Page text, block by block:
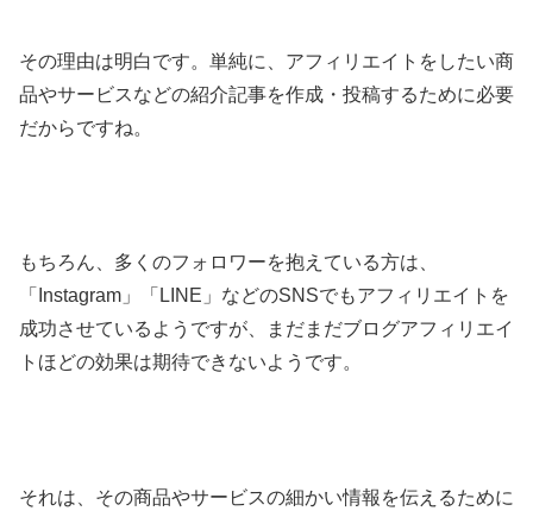
その理由は明白です。単純に、アフィリエイトをしたい商
品やサービスなどの紹介記事を作成・投稿するために必要
だからですね。
もちろん、多くのフォロワーを抱えている方は、
「Instagram」「LINE」などのSNSでもアフィリエイトを
成功させているようですが、まだまだブログアフィリエイ
トほどの効果は期待できないようです。
それは、その商品やサービスの細かい情報を伝えるために